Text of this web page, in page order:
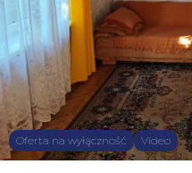
Oferta na wyłączność Video